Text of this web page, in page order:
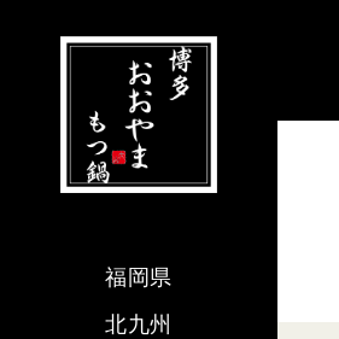
福岡県
北九州